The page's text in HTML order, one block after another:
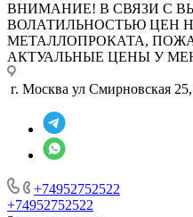
ВНИМАНИЕ! В СВЯЗИ С
ВОЛАТИЛЬНОСТЬЮ ЦЕН
МЕТАЛЛОПРОКАТА,
АКТУАЛЬНЫЕ ЦЕНЫ У
г. Москва ул Смирновская
+74952752522
+74952752522